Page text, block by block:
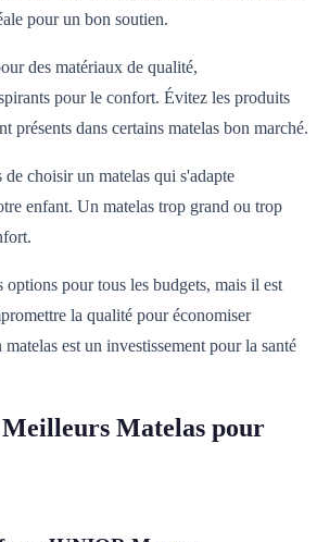
pour un bon soutien.
des matériaux de qualité,
pour le confort. Évitez les produits
présents dans certains matelas bon marché.
de choisir un matelas qui s'adapte
enfant. Un matelas trop grand ou trop
options pour tous les budgets, mais il est
la qualité pour économiser
est un investissement pour la santé
Meilleurs Matelas pour